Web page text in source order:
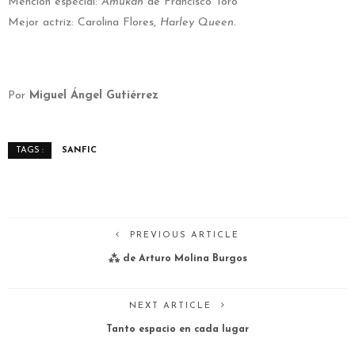
Mejor actriz: Carolina Flores, Harley Queen.
Por Miguel Ángel Gutiérrez
TAGS : SANFIC
PREVIOUS ARTICLE
⁂ de Arturo Molina Burgos
NEXT ARTICLE
Tanto espacio en cada lugar